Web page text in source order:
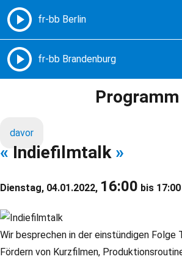
Freie Radios – Berlin
Programm
davor
« Indiefilmtalk »
Dienstag, 04.01.2022, 16:00 bis
Wir besprechen in der einstündigen Folge
Fördern von Kurzfilmen,